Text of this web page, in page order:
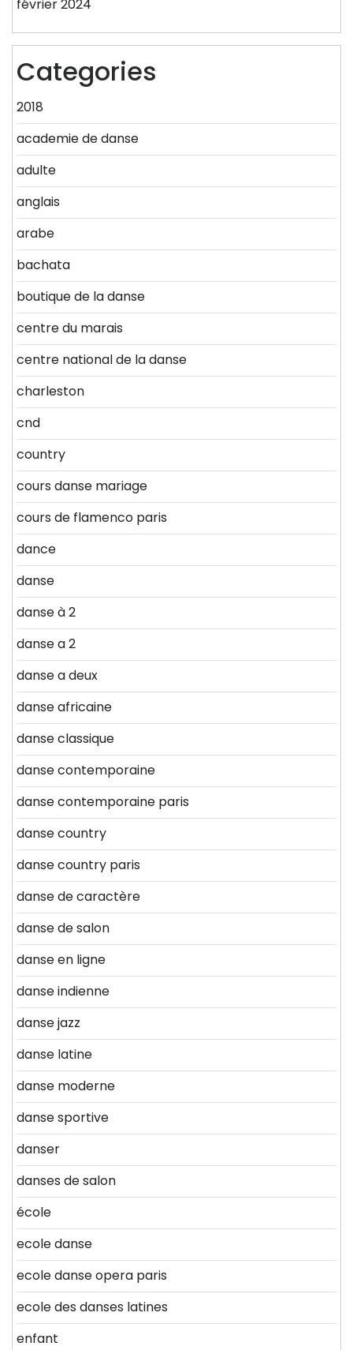
février 2024
Categories
2018
academie de danse
adulte
anglais
arabe
bachata
boutique de la danse
centre du marais
centre national de la danse
charleston
cnd
country
cours danse mariage
cours de flamenco paris
dance
danse
danse à 2
danse a 2
danse a deux
danse africaine
danse classique
danse contemporaine
danse contemporaine paris
danse country
danse country paris
danse de caractère
danse de salon
danse en ligne
danse indienne
danse jazz
danse latine
danse moderne
danse sportive
danser
danses de salon
école
ecole danse
ecole danse opera paris
ecole des danses latines
enfant